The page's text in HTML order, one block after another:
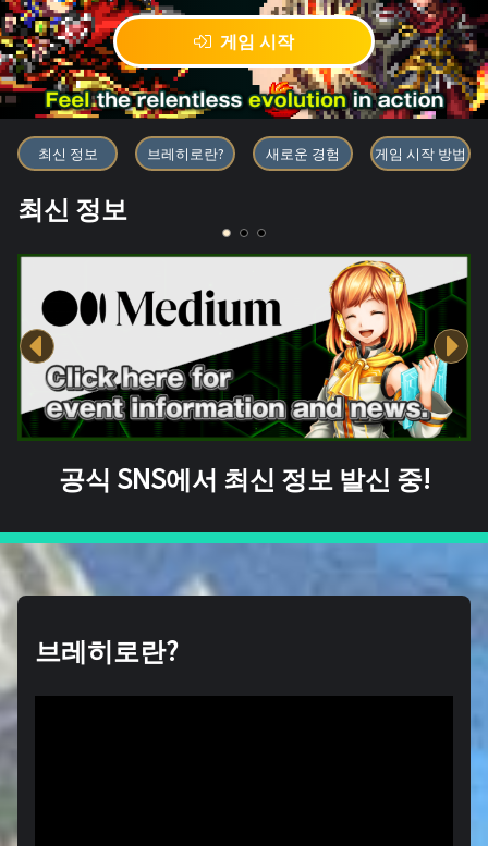
게임 시작
블록체인 게임 「BRAVE
최신 정보 브레히로란? 새로운 경험 게임 시작 방법
최신 정보
공식 SNS에서 최신 정보 발신 중!
브레히로란?